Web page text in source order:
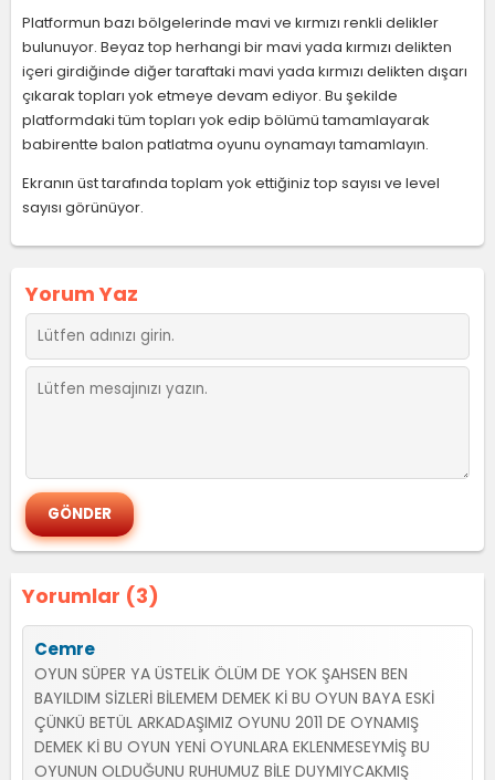
Platformun bazı bölgelerinde mavi ve kırmızı renkli delikler
bulunuyor. Beyaz top herhangi bir mavi yada kırmızı delikten
içeri girdiğinde diğer taraftaki mavi yada kırmızı delikten dışarı
çıkarak topları yok etmeye devam ediyor. Bu şekilde
platformdaki tüm topları yok edip bölümü tamamlayarak
babirentte balon patlatma oyunu oynamayı tamamlayın.
Ekranın üst tarafında toplam yok ettiğiniz top sayısı ve level
sayısı görünüyor.
Yorumlar (3)
Cemre
OYUN SÜPER YA ÜSTELİK ÖLÜM DE YOK ŞAHSEN BEN
BAYILDIM SİZLERİ BİLEMEM DEMEK Kİ BU OYUN BAYA ESKİ
ÇÜNKÜ BETÜL ARKADAŞIMIZ OYUNU 2011 DE OYNAMIŞ
DEMEK Kİ BU OYUN YENİ OYUNLARA EKLENMESEYMİŞ BU
OYUNUN OLDUĞUNU RUHUMUZ BİLE DUYMIYCAKMIŞ
Yorum Yaz